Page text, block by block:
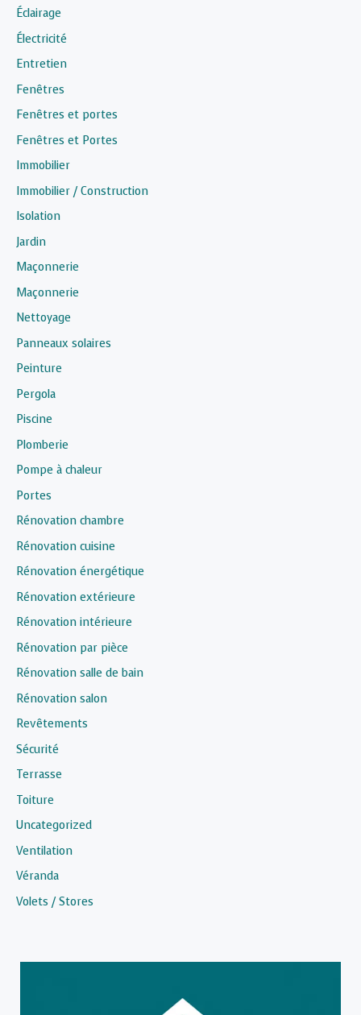
Éclairage
Électricité
Entretien
Fenêtres
Fenêtres et portes
Fenêtres et Portes
Immobilier
Immobilier / Construction
Isolation
Jardin
Maçonnerie
Maçonnerie
Nettoyage
Panneaux solaires
Peinture
Pergola
Piscine
Plomberie
Pompe à chaleur
Portes
Rénovation chambre
Rénovation cuisine
Rénovation énergétique
Rénovation extérieure
Rénovation intérieure
Rénovation par pièce
Rénovation salle de bain
Rénovation salon
Revêtements
Sécurité
Terrasse
Toiture
Uncategorized
Ventilation
Véranda
Volets / Stores